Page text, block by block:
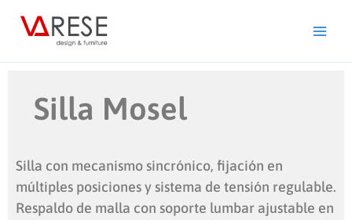
Silla Mosel
Silla con mecanismo sincrónico, fijación en
múltiples posiciones y sistema de tensión regulable.
Respaldo de malla con soporte lumbar ajustable en